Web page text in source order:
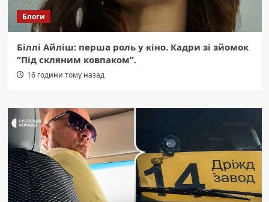
Блоги
Біллі Айліш: перша роль у кіно. Кадри зі зйомок
“Під скляним ковпаком”.
16 години тому назад